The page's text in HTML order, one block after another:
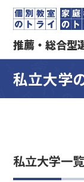
推薦・総合型
私立大学
私立大学一覧